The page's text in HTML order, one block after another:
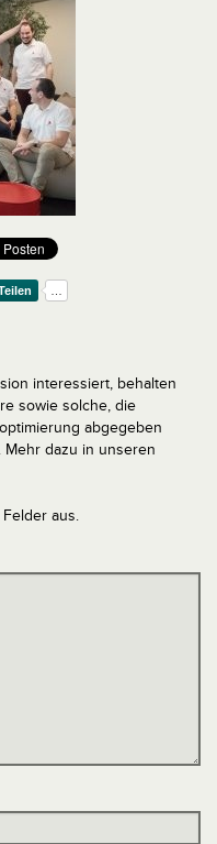
interessiert, behalten
sowie solche, die
abgegeben
dazu in unseren
aus.